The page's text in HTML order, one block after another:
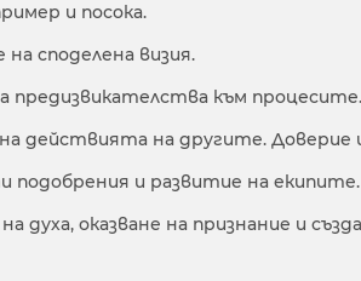
и посока.
на споделена визия.
предизвикателства към
действията на другите.
подобрения и развитие на екипите.
духа, оказване на признание и